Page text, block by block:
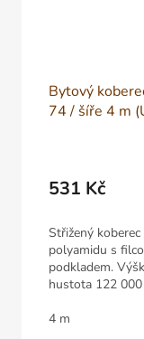
Bytový
74 / šíře 4 m
531 Kč
Střižený
polyamidu s
podkladem.
hustota 122 000
Vhodný i pro
4 m